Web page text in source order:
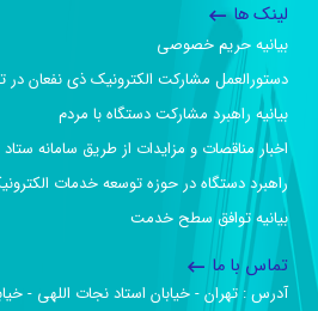
لینک ها
بیانیه حریم خصوصی
دستورالعمل مشارکت الکترونیک ذی نفعان در
بیانیه راهبرد مشارکت دستگاه با مردم
اخبار مناقصات و مزایدات از طریق سامانه ستاد
راهبرد دستگاه در حوزه توسعه خدمات
بیانیه توافق سطح خدمت
تماس با ما
آدرس :‌ تهران - خیابان استاد نجات اللهی -